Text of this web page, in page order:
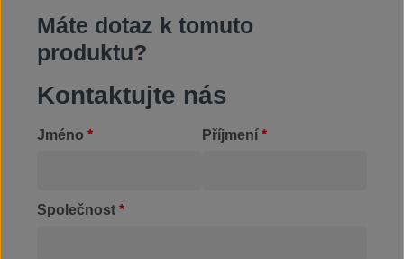
Máte dotaz k tomuto
produktu?
Kontaktujte nás
Jméno * Příjmení *
Společnost *